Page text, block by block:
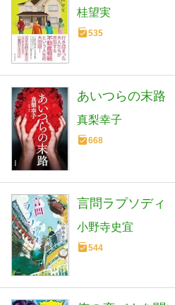
桂望実
535
あいつらの末路
真梨幸子
668
言問ラプソディ
小野寺史宜
544